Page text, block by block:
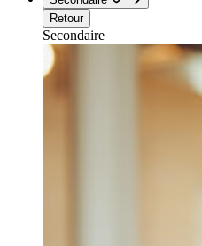
Retour
Secondaire